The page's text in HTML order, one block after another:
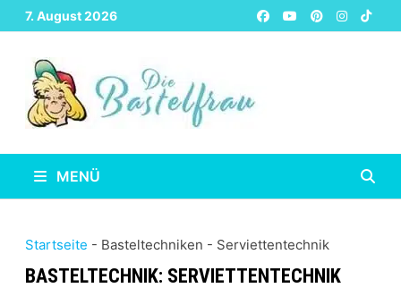
Zurück
zum
Inhalt
7. August 2026
MENÜ
Startseite - Basteltechniken - Serviettentechnik
BASTELTECHNIK: SERVIETTENTECHNIK